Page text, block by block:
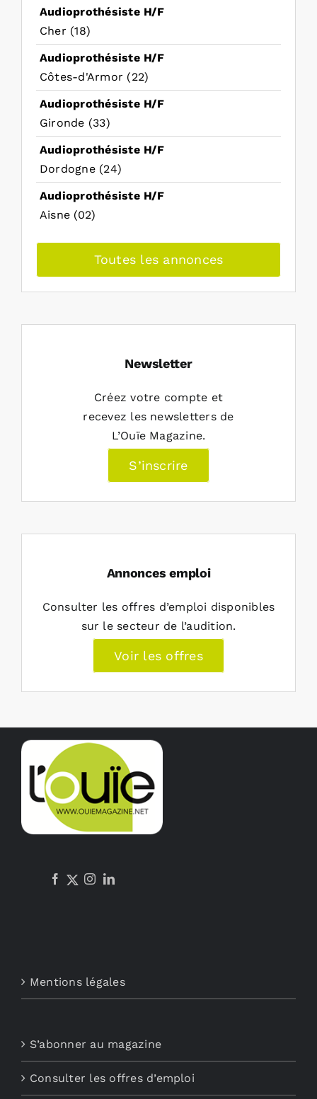
Audioprothésiste H/F
Cher (18)
Audioprothésiste H/F
Côtes-d'Armor (22)
Audioprothésiste H/F
Gironde (33)
Audioprothésiste H/F
Dordogne (24)
Audioprothésiste H/F
Aisne (02)
Toutes les annonces
Newsletter
Créez votre compte et
recevez les newsletters de
L’Ouïe Magazine.
S’inscrire
Annonces emploi
Consulter les offres d’emploi disponibles
sur le secteur de l’audition.
Voir les offres
Mentions légales
S’abonner au magazine
Consulter les offres d’emploi